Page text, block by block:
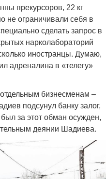
прекурсоров, 22 кг
не ограничивали себя в
сделать запрос в
нарколабораторий
иностранцы. Думаю,
адреналина в «телегу»
бизнесменам –
подсунул банку залог,
за этот обман осужден,
деянии Шадиева.